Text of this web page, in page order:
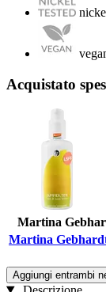
Acquistato
Martina
Martina
Aggiungi entrambi